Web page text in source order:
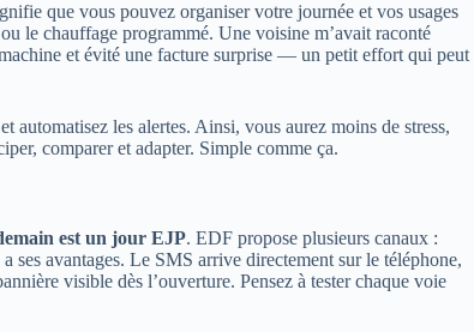
que vous pouvez organiser votre journée et vos usages
le chauffage programmé. Une voisine m’avait raconté
et évité une facture surprise — un petit effort qui peut
automatisez les alertes. Ainsi, vous aurez moins de stress,
comparer et adapter. Simple comme ça.
est un jour EJP. EDF propose plusieurs canaux :
avantages. Le SMS arrive directement sur le téléphone,
visible dès l’ouverture. Pensez à tester chaque voie